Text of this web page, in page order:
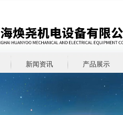
新闻资讯 产品展示